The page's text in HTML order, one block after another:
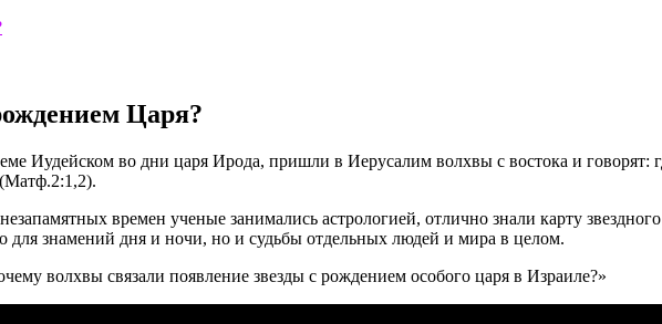
Царя?
Иудейском во дни царя Ирода, пришли в Иерусалим волхвы с востока и
времен ученые занимались астрологией, отлично знали карту
для знамений дня и ночи, но и судьбы отдельных людей и мира в целом.
волхвы связали появление звезды с рождением особого царя в Израиле?»